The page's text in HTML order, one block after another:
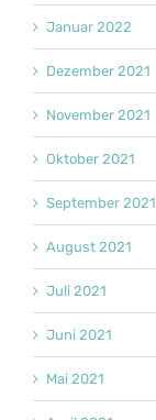
Januar 2022
Dezember 2021
November 2021
Oktober 2021
September 2021
August 2021
Juli 2021
Juni 2021
Mai 2021